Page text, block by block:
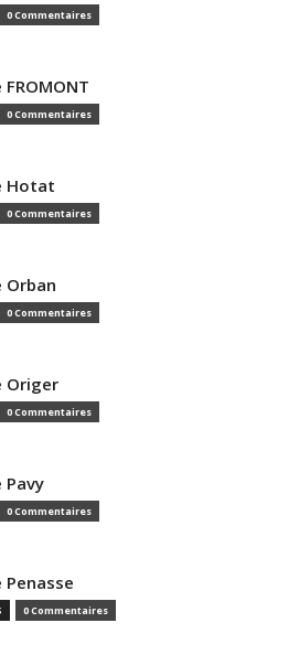
0 Commentaires
0 Commentaires
Hotat
0 Commentaires
Orban
0 Commentaires
Origer
0 Commentaires
Pavy
0 Commentaires
0 Commentaires